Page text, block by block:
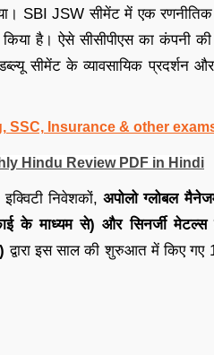
SBI JSW सीमेंट में एक
है। ऐसे सीसीपीएस का कंपनी की
सीमेंट के व्यावसायिक प्रदर्शन
SSC, Insurance & other
Hindu Review PDF in Hindi
निवेशकों, अपोलो ग्लोबल
माध्यम से) और सिनर्जी मेटल्स
द्वारा इस साल की शुरुआत में किए गए